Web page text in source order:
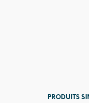
PRODUITS